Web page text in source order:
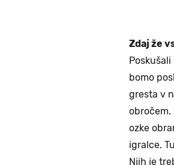
Zdaj že
bomo
gresta v
obročem.
ozke
igralce.
Njih je